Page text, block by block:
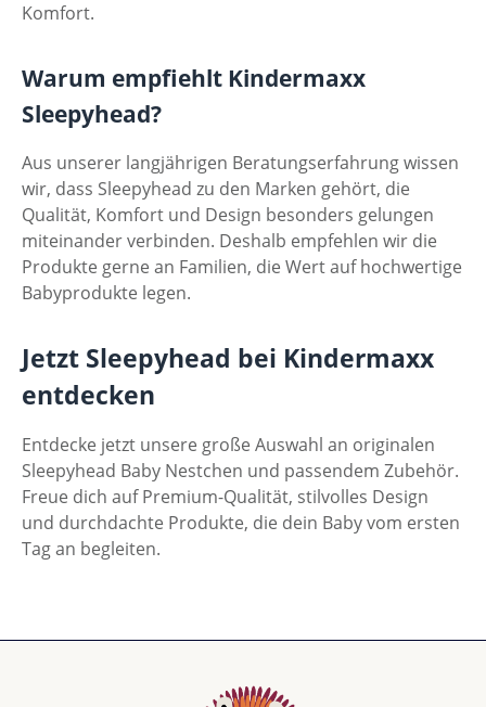
Komfort.
Warum empfiehlt Kindermaxx
Sleepyhead?
Aus unserer langjährigen Beratungserfahrung wissen
wir, dass Sleepyhead zu den Marken gehört, die
Qualität, Komfort und Design besonders gelungen
miteinander verbinden. Deshalb empfehlen wir die
Produkte gerne an Familien, die Wert auf hochwertige
Babyprodukte legen.
Jetzt Sleepyhead bei Kindermaxx
entdecken
Entdecke jetzt unsere große Auswahl an originalen
Sleepyhead Baby Nestchen und passendem Zubehör.
Freue dich auf Premium-Qualität, stilvolles Design
und durchdachte Produkte, die dein Baby vom ersten
Tag an begleiten.